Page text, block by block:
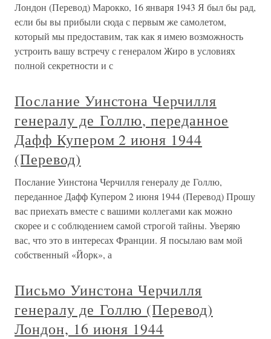
Лондон (Перевод) Марокко, 16 января 1943 Я был бы рад,
если бы вы прибыли сюда с первым же самолетом,
который мы предоставим, так как я имею возможность
устроить вашу встречу с генералом Жиро в условиях
полной секретности и с
Послание Уинстона Черчилля
генералу де Голлю, переданное
Дафф Купером 2 июня 1944
(Перевод)
Послание Уинстона Черчилля генералу де Голлю,
переданное Дафф Купером 2 июня 1944 (Перевод) Прошу
вас приехать вместе с вашими коллегами как можно
скорее и с соблюдением самой строгой тайны. Уверяю
вас, что это в интересах Франции. Я посылаю вам мой
собственный «Йорк», а
Письмо Уинстона Черчилля
генералу де Голлю (Перевод)
Лондон, 16 июня 1944